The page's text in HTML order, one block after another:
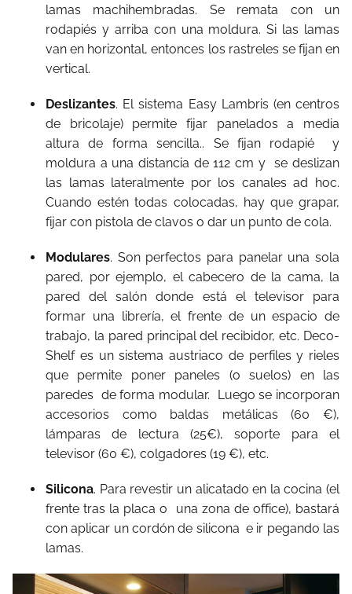
lamas machihembradas. Se remata con un
rodapiés y arriba con una moldura. Si las lamas
van en horizontal, entonces los rastreles se fijan en
vertical.
Deslizantes. El sistema Easy Lambris (en centros
de bricolaje) permite fijar panelados a media
altura de forma sencilla.. Se fijan rodapié y
moldura a una distancia de 112 cm y se deslizan
las lamas lateralmente por los canales ad hoc.
Cuando estén todas colocadas, hay que grapar,
fijar con pistola de clavos o dar un punto de cola.
Modulares. Son perfectos para panelar una sola
pared, por ejemplo, el cabecero de la cama, la
pared del salón donde está el televisor para
formar una librería, el frente de un espacio de
trabajo, la pared principal del recibidor, etc. Deco-
Shelf es un sistema austriaco de perfiles y rieles
que permite poner paneles (o suelos) en las
paredes de forma modular. Luego se incorporan
accesorios como baldas metálicas (60 €),
lámparas de lectura (25€), soporte para el
televisor (60 €), colgadores (19 €), etc.
Silicona. Para revestir un alicatado en la cocina (el
frente tras la placa o una zona de office), bastará
con aplicar un cordón de silicona e ir pegando las
lamas.